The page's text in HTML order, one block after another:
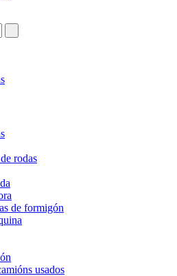
rodas
de formigón
usados